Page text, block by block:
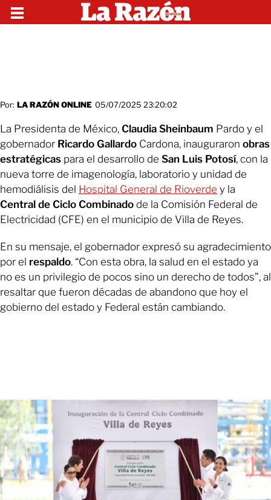
Por: LA RAZÓN ONLINE 05/07/2025 23:20:02
La Presidenta de México, Claudia Sheinbaum Pardo y el
gobernador Ricardo Gallardo Cardona, inauguraron obras
estratégicas para el desarrollo de San Luis Potosí, con la
nueva torre de imagenología, laboratorio y unidad de
hemodiálisis del Hospital General de Rioverde y la
Central de Ciclo Combinado de la Comisión Federal de
Electricidad (CFE) en el municipio de Villa de Reyes.
En su mensaje, el gobernador expresó su agradecimiento
por el respaldo. “Con esta obra, la salud en el estado ya
no es un privilegio de pocos sino un derecho de todos”, al
resaltar que fueron décadas de abandono que hoy el
gobierno del estado y Federal están cambiando.